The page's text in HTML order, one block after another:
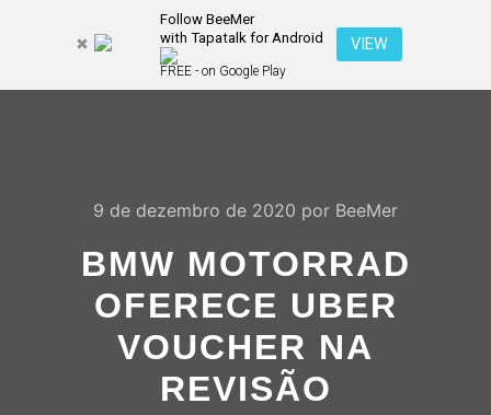
Follow BeeMer
with Tapatalk for Android
FREE - on Google Play
VIEW
9 de dezembro de 2020 por BeeMer
BMW MOTORRAD
OFERECE UBER
VOUCHER NA
REVISÃO